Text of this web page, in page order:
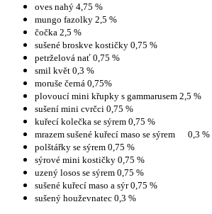
oves nahý 4,75 %
mungo fazolky 2,5 %
čočka 2,5 %
sušené broskve kostičky 0,75 %
petrželová nať 0,75 %
smil květ 0,3 %
moruše černá 0,75%
plovoucí mini křupky s gammarusem 2,5 %
sušení mini cvrčci 0,75 %
kuřecí kolečka se sýrem 0,75 %
mrazem sušené kuřecí maso se sýrem
0,3 %
polštářky se sýrem 0,75 %
sýrové mini kostičky 0,75 %
uzený losos se sýrem 0,75 %
sušené kuřecí maso a sýr 0,75 %
sušený houževnatec 0,3 %